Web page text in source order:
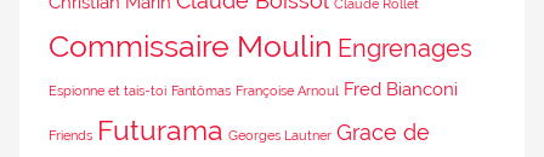
Claude Rollet
Commissaire Moulin Engrenages
Espionne et tais-toi Fantômas Françoise Arnoul Fred Bianconi
Friends Futurama Georges Lautner Grace de